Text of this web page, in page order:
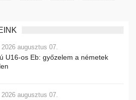
2026 augusztus 07.
U16-os Eb: győzelem a németek
2026 augusztus 07.